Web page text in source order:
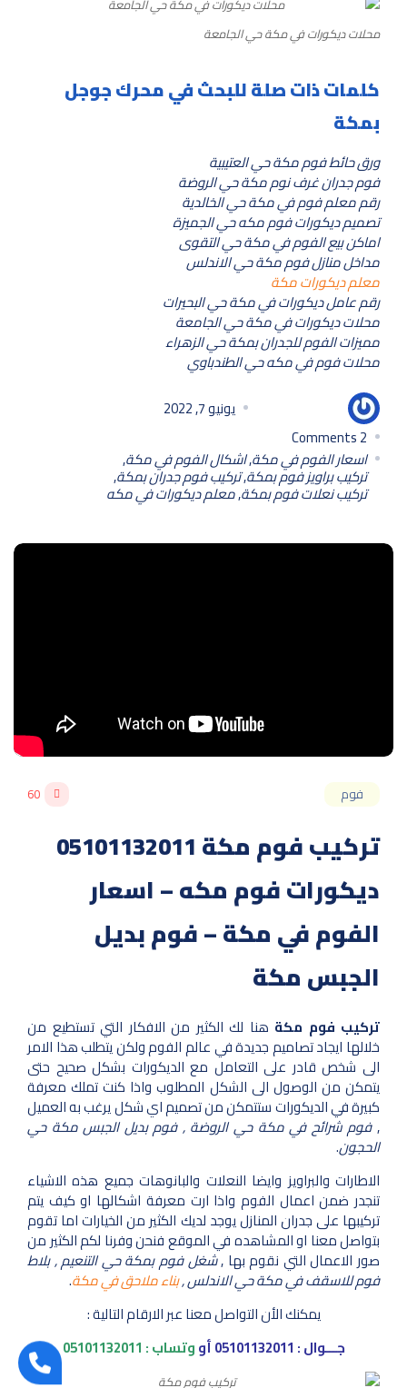
محلات ديكورات في مكة حي الجامعة
كلمات ذات صلة للبحث في محرك جوجل
بمكة
ورق حائط فوم مكة حي العتيبية
فوم جدران غرف نوم مكة حي الروضة
رقم معلم فوم في مكة حي الخالدية
تصميم ديكورات فوم مكه حي الجميزة
اماكن بيع الفوم في مكة حي التقوى
مداخل منازل فوم مكة حي الاندلس
معلم ديكورات مكة
رقم عامل ديكورات في مكة حي البحيرات
محلات ديكورات في مكة حي الجامعة
مميزات الفوم للجدران بمكة حي الزهراء
محلات فوم في مكه حي الطندباوي
يونيو 7, 2022
2
اسعار الفوم في مكة,اشكال الفوم في مكة,
تركيب براويز فوم بمكة,تركيب فوم جدران بمكة,
تركيب نعلات فوم بمكة,معلم ديكورات في مكه
فوم 60
تركيب فوم مكة 05101132011
ديكورات فوم مكه – اسعار
الفوم في مكة – فوم بديل
الجبس مكة
تركيب فوم مكة هنا لك الكثير من الافكار التي تستطيع من
خلالها ايجاد تصاميم جديدة في عالم الفوم ولكن يتطلب هذا الامر
الى شخص قادر على التعامل مع الديكورات بشكل صحيح حتى
يتمكن من الوصول الى الشكل المطلوب واذا كنت تملك معرفة
كبيرة في الديكورات ستتمكن من تصميم اي شكل يرغب به العميل
,فوم شرائح في مكة حي الروضة , فوم بديل الجبس مكة حي
الحجون.
الاطارات والبراويز وايضا النعلات والبانوهات جميع هذه الاشياء
تنجدر ضمن اعمال الفوم واذا ارت معرفة اشكالها او كيف يتم
تركيبها على جدران المنازل يوجد لديك الكثير من الخيارات اما تقوم
بتواصل معنا او المشاهده في الموقع فنحن وفرنا لكم الكثير من
صور الاعمال التي نقوم بها ,شغل فوم بمكة حي التنعيم , بلاط
فوم للاسقف في مكة حي الاندلس ,بناء ملاحق في مكة.
يمكنك الأن التواصل معنا عبر الارقام التالية :
جـــوال : 05101132011أووتساب : 05101132011